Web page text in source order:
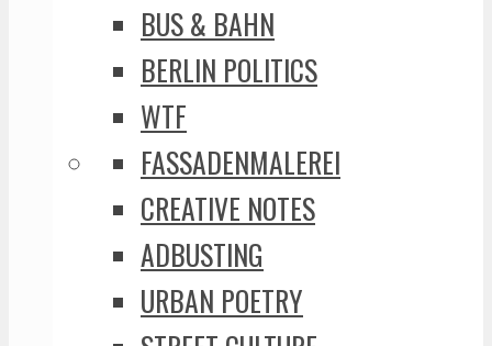
BUS & BAHN
BERLIN POLITICS
WTF
FASSADENMALEREI
CREATIVE NOTES
ADBUSTING
URBAN POETRY